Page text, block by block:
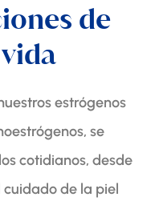
de
estrógenos
se
cotidianos, desde
de la piel